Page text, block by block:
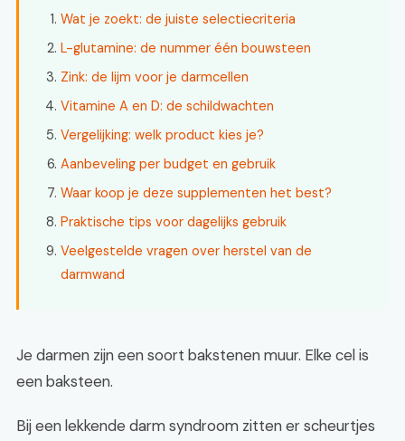
Wat je zoekt: de juiste selectiecriteria
L-glutamine: de nummer één bouwsteen
Zink: de lijm voor je darmcellen
Vitamine A en D: de schildwachten
Vergelijking: welk product kies je?
Aanbeveling per budget en gebruik
Waar koop je deze supplementen het best?
Praktische tips voor dagelijks gebruik
Veelgestelde vragen over herstel van de
darmwand
Je darmen zijn een soort bakstenen muur. Elke cel is
een baksteen.
Bij een lekkende darm syndroom zitten er scheurtjes